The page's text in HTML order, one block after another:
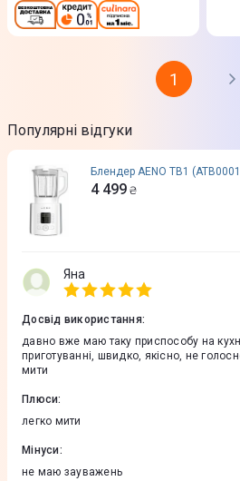
1
Популярні відгуки
Блендер AENO TB1
4 499 ₴
Яна
Досвід використання:
давно вже маю таку приспособу на
приготуванні, швидко, якісно, не
мити
Плюси:
легко мити
Мінуси:
не маю зауважень